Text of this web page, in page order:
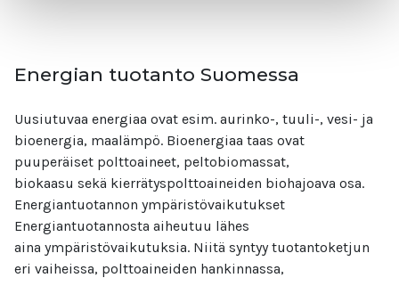
Energian tuotanto Suomessa
Uusiutuvaa energiaa ovat esim. aurinko-, tuuli-, vesi- ja
bioenergia, maalämpö. Bioenergiaa taas ovat
puuperäiset polttoaineet, peltobiomassat,
biokaasu sekä kierrätyspolttoaineiden biohajoava osa.
Energiantuotannon ympäristövaikutukset
Energiantuotannosta aiheutuu lähes
aina ympäristövaikutuksia. Niitä syntyy tuotantoketjun
eri vaiheissa, polttoaineiden hankinnassa,